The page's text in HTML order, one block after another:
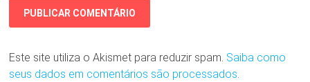
Este site utiliza o Akismet para reduzir spam. Saiba como
seus dados em comentários são processados